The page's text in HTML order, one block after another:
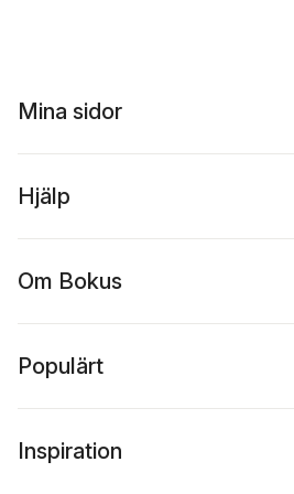
Mina sidor
Hjälp
Om Bokus
Populärt
Inspiration